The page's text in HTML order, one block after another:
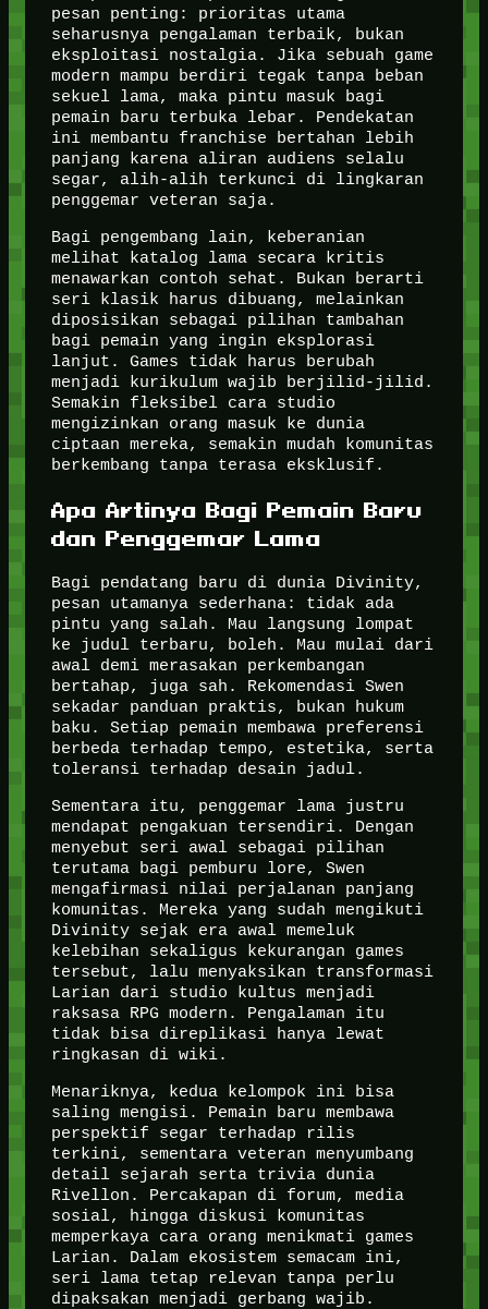
pesan penting: prioritas utama
seharusnya pengalaman terbaik, bukan
eksploitasi nostalgia. Jika sebuah game
modern mampu berdiri tegak tanpa beban
sekuel lama, maka pintu masuk bagi
pemain baru terbuka lebar. Pendekatan
ini membantu franchise bertahan lebih
panjang karena aliran audiens selalu
segar, alih-alih terkunci di lingkaran
penggemar veteran saja.
Bagi pengembang lain, keberanian
melihat katalog lama secara kritis
menawarkan contoh sehat. Bukan berarti
seri klasik harus dibuang, melainkan
diposisikan sebagai pilihan tambahan
bagi pemain yang ingin eksplorasi
lanjut. Games tidak harus berubah
menjadi kurikulum wajib berjilid-jilid.
Semakin fleksibel cara studio
mengizinkan orang masuk ke dunia
ciptaan mereka, semakin mudah komunitas
berkembang tanpa terasa eksklusif.
Apa Artinya Bagi Pemain Baru
dan Penggemar Lama
Bagi pendatang baru di dunia Divinity,
pesan utamanya sederhana: tidak ada
pintu yang salah. Mau langsung lompat
ke judul terbaru, boleh. Mau mulai dari
awal demi merasakan perkembangan
bertahap, juga sah. Rekomendasi Swen
sekadar panduan praktis, bukan hukum
baku. Setiap pemain membawa preferensi
berbeda terhadap tempo, estetika, serta
toleransi terhadap desain jadul.
Sementara itu, penggemar lama justru
mendapat pengakuan tersendiri. Dengan
menyebut seri awal sebagai pilihan
terutama bagi pemburu lore, Swen
mengafirmasi nilai perjalanan panjang
komunitas. Mereka yang sudah mengikuti
Divinity sejak era awal memeluk
kelebihan sekaligus kekurangan games
tersebut, lalu menyaksikan transformasi
Larian dari studio kultus menjadi
raksasa RPG modern. Pengalaman itu
tidak bisa direplikasi hanya lewat
ringkasan di wiki.
Menariknya, kedua kelompok ini bisa
saling mengisi. Pemain baru membawa
perspektif segar terhadap rilis
terkini, sementara veteran menyumbang
detail sejarah serta trivia dunia
Rivellon. Percakapan di forum, media
sosial, hingga diskusi komunitas
memperkaya cara orang menikmati games
Larian. Dalam ekosistem semacam ini,
seri lama tetap relevan tanpa perlu
dipaksakan menjadi gerbang wajib.